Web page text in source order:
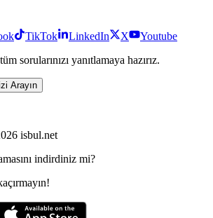
TikTok LinkedIn X
Youtube
sorularınızı yanıtlamaya hazırız.
Arayın
isbul.net
indirdiniz mi?